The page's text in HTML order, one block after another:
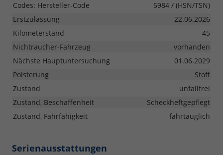
Codes: Hersteller-Code
5984 / (HSN/TSN)
Erstzulassung
22.06.2026
Kilometerstand
45
Nichtraucher-Fahrzeug
vorhanden
Nächste Hauptuntersuchung
01.06.2029
Polsterung
Stoff
Zustand
unfallfrei
Zustand, Beschaffenheit
Scheckheftgepflegt
Zustand, Fahrfähigkeit
fahrtauglich
Serienausstattungen